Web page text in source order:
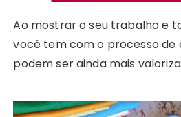
Ao mostrar o seu trabalho e
você tem com o processo de
podem ser ainda mais